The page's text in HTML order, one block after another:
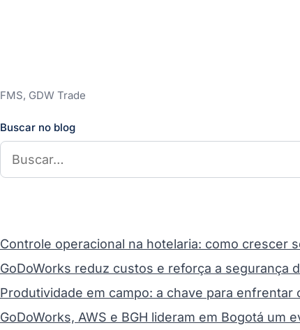
FMS, GDW Trade
Buscar no blog
Controle operacional na hotelaria: como crescer
GoDoWorks reduz custos e reforça a segurança
Produtividade em campo: a chave para enfrentar
GoDoWorks, AWS e BGH lideram em Bogotá